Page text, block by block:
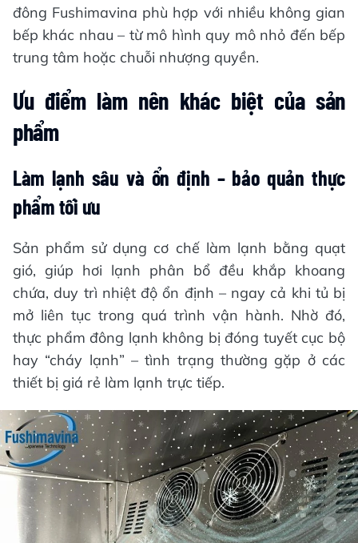
đông Fushimavina phù hợp với nhiều không gian
bếp khác nhau – từ mô hình quy mô nhỏ đến bếp
trung tâm hoặc chuỗi nhượng quyền.
Ưu điểm làm nên khác biệt của sản
phẩm
Làm lạnh sâu và ổn định – bảo quản thực
phẩm tối ưu
Sản phẩm sử dụng cơ chế làm lạnh bằng quạt
gió, giúp hơi lạnh phân bổ đều khắp khoang
chứa, duy trì nhiệt độ ổn định – ngay cả khi tủ bị
mở liên tục trong quá trình vận hành. Nhờ đó,
thực phẩm đông lạnh không bị đóng tuyết cục bộ
hay “cháy lạnh” – tình trạng thường gặp ở các
thiết bị giá rẻ làm lạnh trực tiếp.